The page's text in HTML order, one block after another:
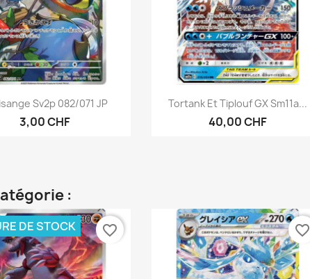
Aperçu rapide
Sv2p 082/071 JP
3,00 CHF
Aperçu rapide
Tortank Et Tiplouf GX Sm11a...
40,00 CHF
:
DE STOCK favorite_border favorite_border